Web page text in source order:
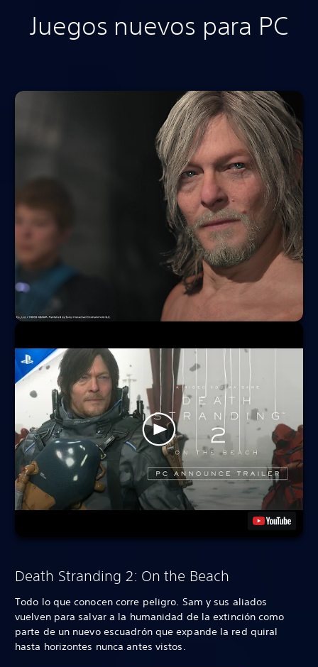
Juegos nuevos para PC
Death Stranding 2: On the Beach
Todo lo que conocen corre peligro. Sam y sus aliados
vuelven para salvar a la humanidad de la extinción como
parte de un nuevo escuadrón que expande la red quiral
hasta horizontes nunca antes vistos.